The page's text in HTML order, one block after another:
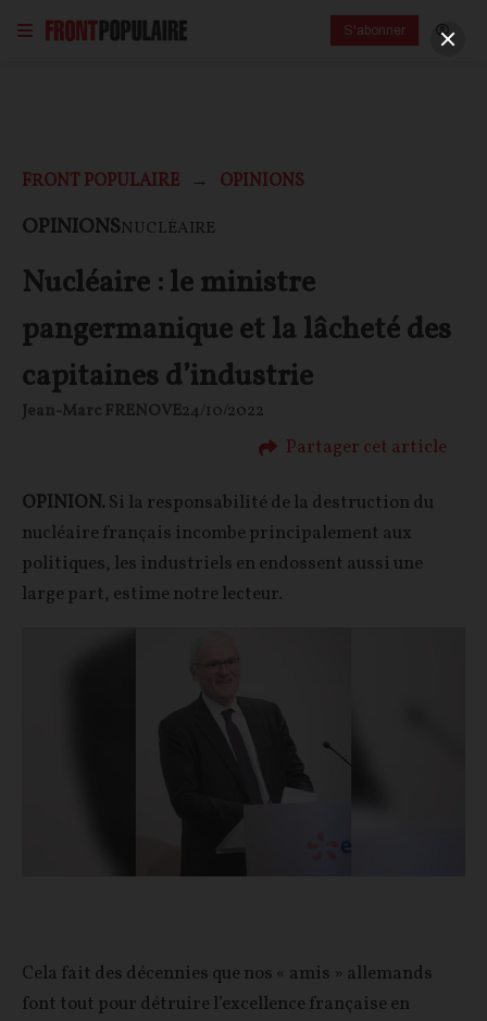
S'abonner
FRONT POPULAIRE OPINIONS
OPINIONSNUCLÉAIRE
Nucléaire : le ministre
pangermanique et la lâcheté des
capitaines d’industrie
Jean-Marc FRENOVE24/10/2022
Partager cet article
OPINION.Si la responsabilité de la destruction du
nucléaire français incombe principalement aux
politiques, les industriels en endossent aussi une
large part, estime notre lecteur.
Cela fait des décennies que nos « amis » allemands
font tout pour détruire l’excellence française en